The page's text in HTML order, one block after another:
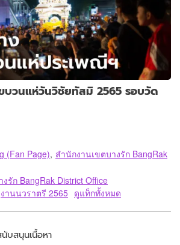
บวนแห่วันวิชัยทัสมิ 2565 รอบวัด
(Fan Page), สำนักงานเขตบางรัก BangRak
รัก BangRak District Office
งานนวราตรี 2565 ดูแท็กทั้งหมด
บสนุนเนื้อหา